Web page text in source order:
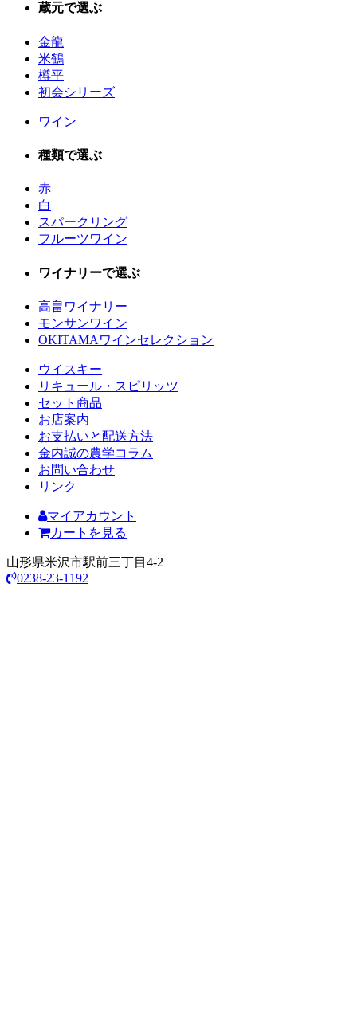
蔵元で選ぶ
金龍
米鶴
樽平
初会シリーズ
ワイン
種類で選ぶ
赤
白
スパークリング
フルーツワイン
ワイナリーで選ぶ
高畠ワイナリー
モンサンワイン
OKITAMAワインセレクション
ウイスキー
リキュール・スピリッツ
セット商品
お店案内
お支払いと配送方法
金内誠の農学コラム
お問い合わせ
リンク
マイアカウント
カートを見る
山形県米沢市駅前三丁目4-2
0238-23-1192